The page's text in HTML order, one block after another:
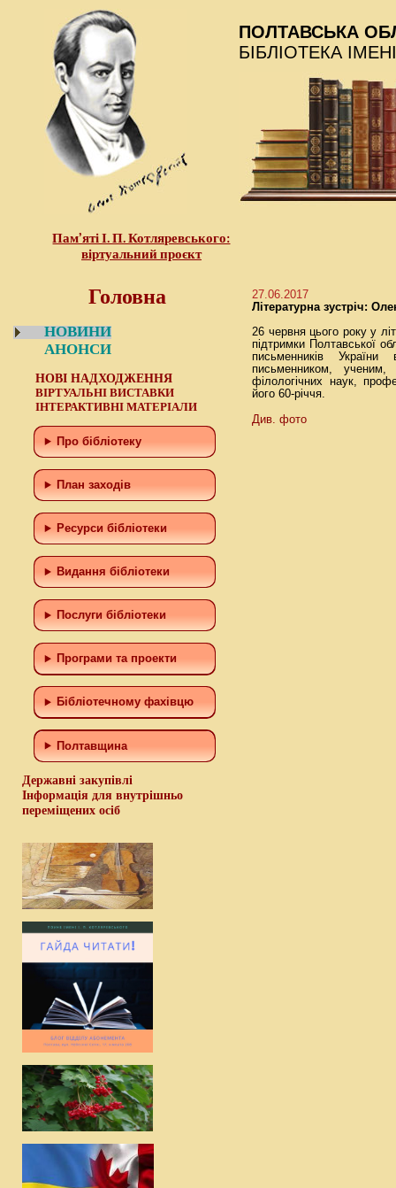
Пам’яті І. П. Котляревського:
віртуальний проєкт
ПОЛТАВСЬКА
БІБЛІОТЕКА
Головна
НОВИНИ
АНОНСИ
НОВІ НАДХОДЖЕННЯ
ВІРТУАЛЬНІ ВИСТАВКИ
ІНТЕРАКТИВНІ МАТЕРІАЛИ
Про бібліотеку
План заходів
Ресурси бібліотеки
Видання бібліотеки
Послуги бібліотеки
Програми та проекти
Бiблiотечному фахiвцю
Полтавщина
Державні закупівлі
Інформація для внутрішньо
переміщених осіб
27.06.2017
Літературна зустріч:
26 червня цього року у
підтримки Полтавської
письменників України
письменником, ученим,
філологічних наук,
його 60-річчя.
Див. фото